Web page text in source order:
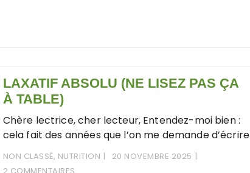
LAXATIF ABSOLU (NE LISEZ PAS ÇA
À TABLE)
Chère lectrice, cher lecteur, Entendez-moi bien :
cela fait des années que l’on me demande d’écrire
NON CLASSÉ, NUTRITION
20 NOVEMBRE 2025